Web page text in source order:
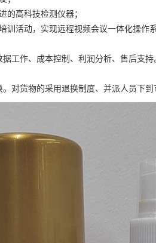
的高科技检测仪器；
训活动，实现远程视频会议一体化操作
工作、成本控制、利润分析、售后支持
对货物的采用退换制度、并派人员下到